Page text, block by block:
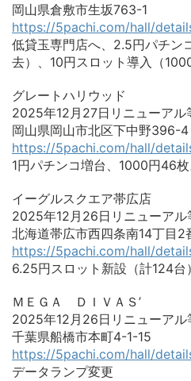
岡山県倉敷市生坂763-1
https://5pachi.com/hall/
低貸玉専門店へ、2.5円パチン
去）、10円スロット導入（
グレートハリウッド
2025年12月27日リニューアル
岡山県岡山市北区下中野396-4
https://5pachi.com/hall/
1円パチンコ増台、1000円46
イーグルスクエア帯広店
2025年12月26日リニューアル
北海道帯広市西四条南14丁目2
https://5pachi.com/hall/
6.25円スロット新設（計124台）
ＭＥＧＡ ＤＩＶＡＳ’
2025年12月26日リニューアル
千葉県船橋市本町4-1-15
https://5pachi.com/hall/
データランプ変更